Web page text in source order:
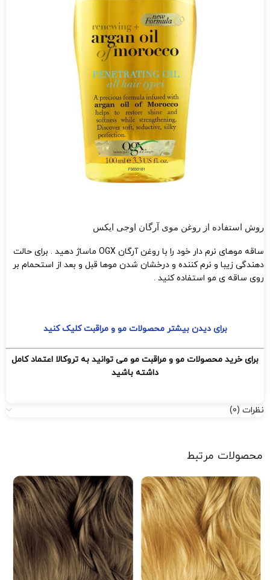
روش استفاده از روغن موی آرگان اوجی ایکس
ساقه موهای نرم دار خود را با روغن آرگان OGX ماساژ دهید . برای حالت
دهندگی زیبا و نرم کننده و درخشان شدن موها قبل و بعد از استحمام بر
روی ساقه ی مو استفاده کنید .
برای دیدن بیشتر محصولات مو و مراقبت کلیک کنید
برای خرید محصولات مو و مراقبت مو می توانید به تروکالا اعتماد کامل
داشته باشید
نظرات (0)
محصولات مرتبط